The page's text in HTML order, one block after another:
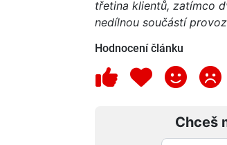
třetina klientů, zatímco
nedílnou součástí
Hodnocení článku
Chceš